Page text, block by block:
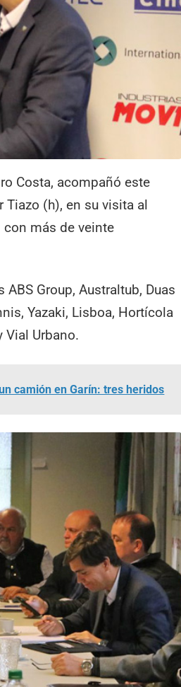
Costa, acompañó este
(h), en su visita al
con más de veinte
Group, Australtub, Duas
Yazaki, Lisboa, Hortícola
Vial Urbano.
camión en Garín: tres heridos